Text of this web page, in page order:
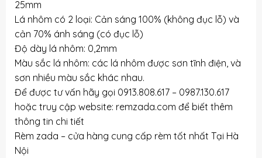
25mm
Lá nhôm có 2 loại: Cản sáng 100% (không đục lỗ) và
cản 70% ánh sáng (có đục lỗ)
Độ dày lá nhôm: 0,2mm
Màu sắc lá nhôm: các lá nhôm được sơn tĩnh điện, và
sơn nhiều màu sắc khác nhau.
Để được tư vấn hãy gọi 0913.808.617 – 0987.130.617
hoặc truy cập website: remzada.com để biết thêm
thông tin chi tiết
Rèm zada – cửa hàng cung cấp rèm tốt nhất Tại Hà
Nội